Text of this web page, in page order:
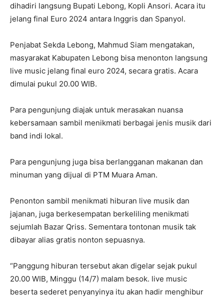
dihadiri langsung Bupati Lebong, Kopli Ansori. Acara itu
jelang final Euro 2024 antara Inggris dan Spanyol.
Penjabat Sekda Lebong, Mahmud Siam mengatakan,
masyarakat Kabupaten Lebong bisa menonton langsung
live music jelang final euro 2024, secara gratis. Acara
dimulai pukul 20.00 WIB.
Para pengunjung diajak untuk merasakan nuansa
kebersamaan sambil menikmati berbagai jenis musik dari
band indi lokal.
Para pengunjung juga bisa berlangganan makanan dan
minuman yang dijual di PTM Muara Aman.
Penonton sambil menikmati hiburan live musik dan
jajanan, juga berkesempatan berkeliling menikmati
sejumlah Bazar Qriss. Sementara tontonan musik tak
dibayar alias gratis nonton sepuasnya.
“Panggung hiburan tersebut akan digelar sejak pukul
20.00 WIB, Minggu (14/7) malam besok. live music
beserta sederet penyanyinya itu akan hadir menghibur